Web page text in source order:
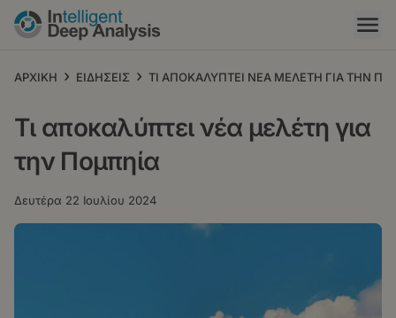
Παράκαμψη
προς
κυρίως
ΑΡΧΙΚΗ › ΕΙΔΗΣΕΙΣ › ΤΙ ΑΠΟΚΑΛΥΠΤΕΙ ΝΕΑ ΜΕΛΕΤΗ ΓΙΑ ΤΗΝ
Τι αποκαλύπτει νέα μελέτη για
την Πομπηία
Δευτέρα 22 Ιουλίου 2024